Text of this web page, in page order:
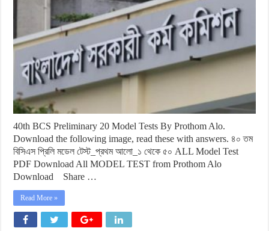
40th BCS Preliminary 20 Model Tests By Prothom Alo.
Download the following image, read these with answers. ৪০ তম
বিসিএস প্রিলি মডেল টেস্ট_প্রথম আলো_১ থেকে ৫০ ALL Model Test
PDF Download All MODEL TEST from Prothom Alo
Download Share …
Read More »